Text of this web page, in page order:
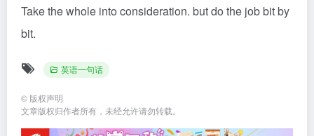
Take the whole into consideration. but do the job bit by
bit.
英语一句话
© 版权声明
文章版权归作者所有，未经允许请勿转载。